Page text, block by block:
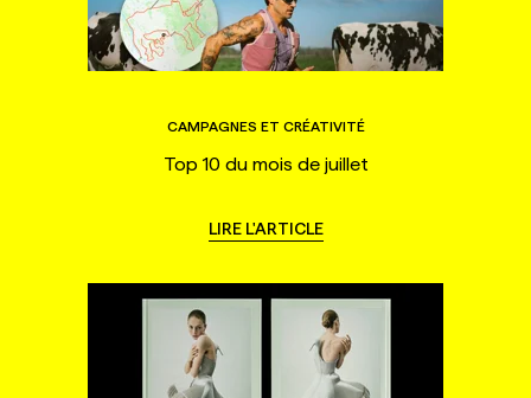
CAMPAGNES ET CRÉATIVITÉ
Top 10 du mois de juillet
LIRE L'ARTICLE